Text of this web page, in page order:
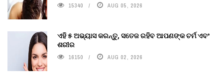
15340 AUG 05, 2026
ଏହି ୫ ଅଭ୍ୟାସ କରନ୍ତୁ, ସତେଜ ରହିବ ଆପଣଙ୍କ ଚର୍ମ ଏବଂ
ଶରୀର
16150 AUG 02, 2026